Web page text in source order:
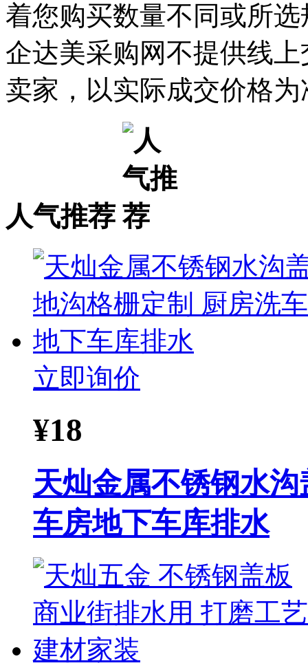
着您购买数量不同或所
企达美采购网不提供线
卖家，以实际成交价格为
人气推荐
立即询价
¥18
天灿金属不锈钢水
车房地下车库排水